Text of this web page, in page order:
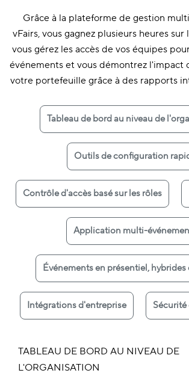
Grâce à la plateforme de gestion
vFairs, vous gagnez plusieurs heures sur
vous gérez les accès de vos équipes
événements et vous démontrez l'impact
votre portefeuille grâce à des rapports
Tableau de bord au niveau de
Outils de configuration
Contrôle d'accès basé sur les rôles
Application multi-
Événements en présentiel, hybrides
Intégrations d'entreprise
TABLEAU DE BORD AU NIVEAU DE
L'ORGANISATION